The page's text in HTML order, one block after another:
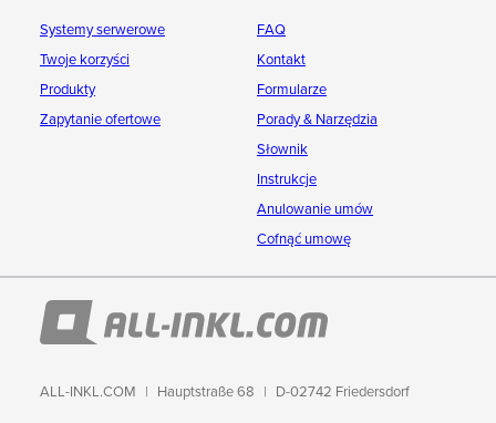
Systemy serwerowe
Twoje korzyści
Produkty
Zapytanie ofertowe
FAQ
Kontakt
Formularze
Porady & Narzędzia
Słownik
Instrukcje
Anulowanie umów
Cofnąć umowę
ALL-INKL.COM Hauptstraße 68 D-02742 Friedersdorf